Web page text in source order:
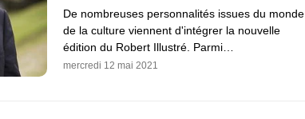
De nombreuses personnalités issues du monde
de la culture viennent d'intégrer la nouvelle
édition du Robert Illustré. Parmi…
mercredi 12 mai 2021